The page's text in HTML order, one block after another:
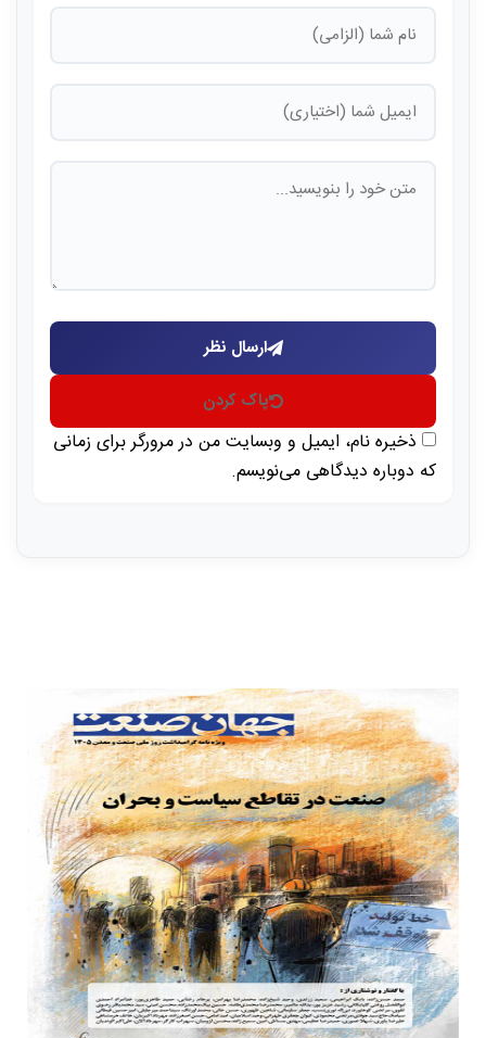
ارسال نظر
پاک کردن
ذخیره نام، ایمیل و وبسایت من در مرورگر برای زمانی
که دوباره دیدگاهی می‌نویسم.